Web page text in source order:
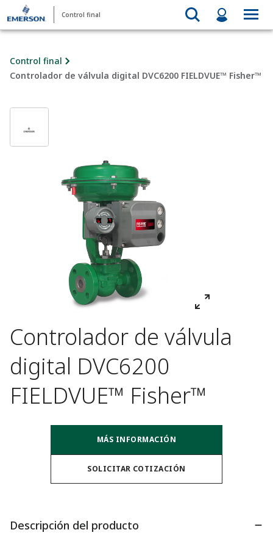
Control final
Control final
Controlador de válvula digital DVC6200 FIELDVUE™ Fisher™
Controlador de válvula
digital DVC6200
FIELDVUE™ Fisher™
MÁS INFORMACIÓN
SOLICITAR COTIZACIÓN
Descripción del producto